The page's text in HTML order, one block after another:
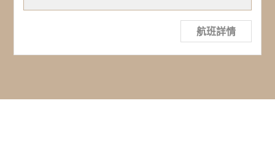
航班詳情